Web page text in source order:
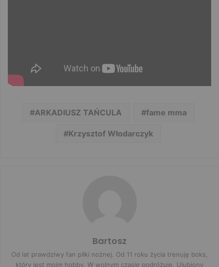
ARKADIUSZ TAŃCULA fame mma
Krzysztof Włodarczyk
Bartosz
Od lat prawdziwy fan piłki nożnej. Od 11 roku życia trenuję boks,
który jest moim hobby. W wolnym czasie podróżuje. Ulubiony